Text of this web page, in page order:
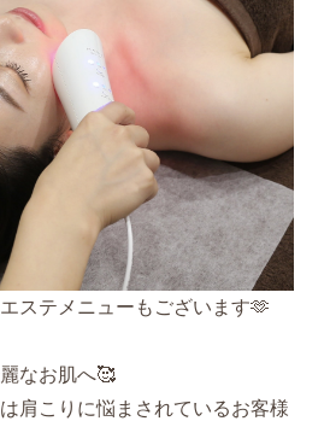
ステメニューもございます🫶
なお肌へ🥰
肩こりに悩まされているお客様